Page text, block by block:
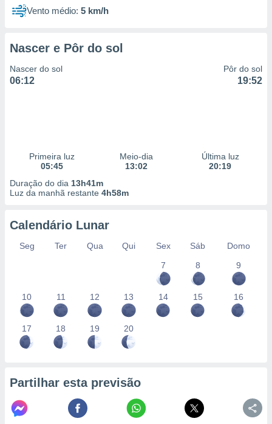
Vento médio: 5 km/h
Nascer e Pôr do sol
Nascer do sol
06:12
Pôr do sol
19:52
Primeira luz
05:45
Meio-dia
13:02
Última luz
20:19
Duração do dia 13h41m
Luz da manhã restante 4h58m
Calendário Lunar
Seg Ter Qua Qui Sex Sáb
Domo
7
8 9
10 11 12 13 14 15 16
17 18 19 20
Partilhar esta previsão